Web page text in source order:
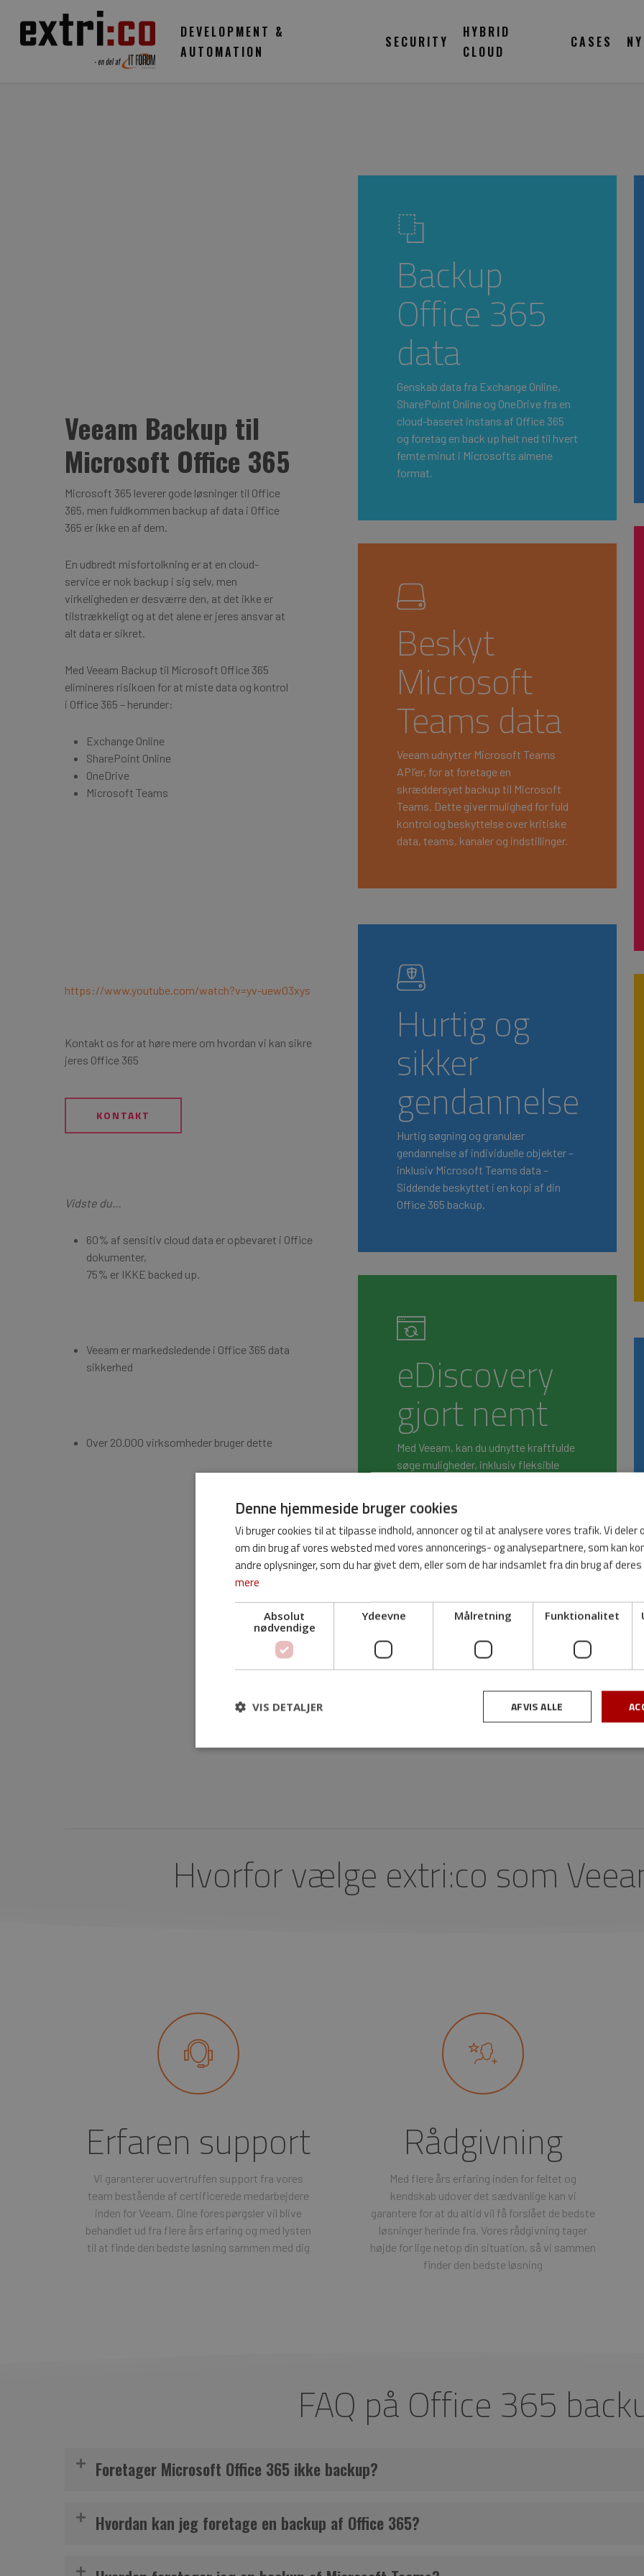
main
DEVELOPMENT &
AUTOMATION
SECURITY
HYBRID
CLOUD
CASES
Veeam Backup til
Microsoft Office 365
Microsoft 365 leverer gode løsninger til Office
365, men fuldkommen backup af data i Office
365 er ikke en af dem.
En udbredt misfortolkning er at en cloud-
service er nok backup i sig selv, men
virkeligheden er desværre den, at det ikke er
tilstrækkeligt og at det alene er jeres ansvar at
alt data er sikret.
Med Veeam Backup til Microsoft Office 365
elimineres risikoen for at miste data og kontrol
i Office 365 – herunder:
Exchange Online
SharePoint Online
OneDrive
Microsoft Teams
https://www.youtube.com/watch?v=yv-uew03xys
Kontakt os for at høre mere om hvordan vi kan sikre
jeres Office 365
KONTAKT
Vidste du…
60% af sensitiv cloud data er opbevaret i Office
dokumenter,
75% er IKKE backed up.
Veeam er markedsledende i Office 365 data
sikkerhed
Over 20.000 virksomheder bruger dette
Backup
Office 365
data
Genskab data fra Exchange Online,
SharePoint Online og OneDrive fra en
cloud-baseret instans af Office 365
og foretag en back up helt ned til hvert
femte minut i Microsofts almene
format.
Beskyt
Microsoft
Teams data
Veeam udnytter Microsoft Teams
API’er, for at foretage en
skræddersyet backup til Microsoft
Teams. Dette giver mulighed for fuld
kontrol og beskyttelse over kritiske
data, teams, kanaler og indstillinger.
Hurtig og
sikker
gendannelse
Hurtig søgning og granulær
gendannelse af individuelle objekter –
inklusiv Microsoft Teams data –
Siddende beskyttet i en kopi af din
Office 365 backup.
eDiscovery
gjort nemt
Med Veeam, kan du udnytte kraftfulde
søge muligheder, inklusiv fleksible
så du kan benytte eDiscovery i Office
365 mailindbakker, emails, filer, sites
eller teams – ligesom man også ville
gøre på en traditionelt on-prem
backup.
Hvorfor vælge extri:co som
Erfaren support
Vi garanterer uovertruffen support fra vores
team bestående af certificerede medarbejdere
inden for Veeam. Dine forespørgsler vil blive
behandlet ud fra flere års erfaring og med lysten
til at finde den bedste løsning sammen med dig
Rådgivning
Med flere års erfaring inden for feltet og
kendskab udover det sædvanlige kan vi
garantere for at du altid vil få forslået de bedste
løsninger herinde fra. Vores rådgivning tager
højde for lige netop din situation, så vi sammen
finder den bedste løsning
FAQ på Office 365
Foretager Microsoft Office 365 ikke backup?
365 er alene kundens ansvar at forsikre. Microsoft MVPs er enige om at 3. part backup løsninger er nødvendige for at
Hvordan kan jeg foretage en backup af Office 365?
Denne hjemmeside bruger cookies
Vi bruger cookies til at tilpasse indhold, annoncer og til at analysere vores trafik. Vi deler
om din brug af vores websted med vores annoncerings- og analysepartnere, som kan
andre oplysninger, som du har givet dem, eller som de har indsamlet fra din brug af
mere
Absolut
nødvendige
Ydeevne Målretning Funktionalitet
AFVIS ALLE
VIS DETALJER